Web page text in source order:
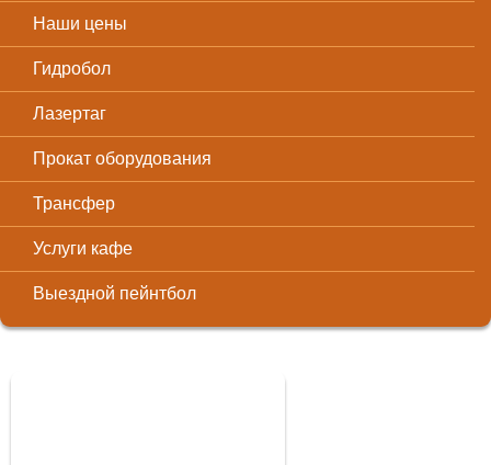
Наши цены
Гидробол
Лазертаг
Прокат оборудования
Трансфер
Услуги кафе
Выездной пейнтбол